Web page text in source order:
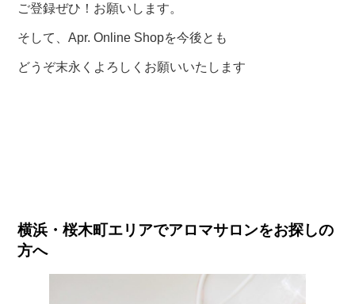
ご登録ぜひ！お願いします。
そして、Apr. Online Shopを今後とも
どうぞ末永くよろしくお願いいたします
横浜・桜木町エリアでアロマサロンをお探しの
方へ